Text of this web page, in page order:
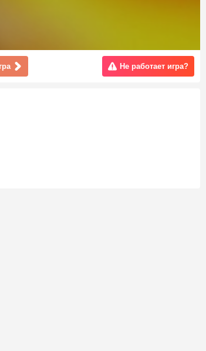
Не работает игра?